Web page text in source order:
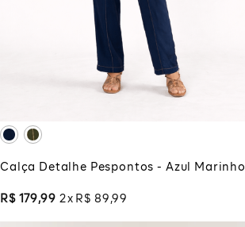
G
M
ADICIONAR À SACOLA
Calça Detalhe Pespontos - Azul Marinho
R$ 179,99 2 R$ 89 ,99